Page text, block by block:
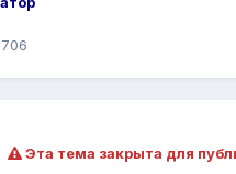
Эта тема закрыта для